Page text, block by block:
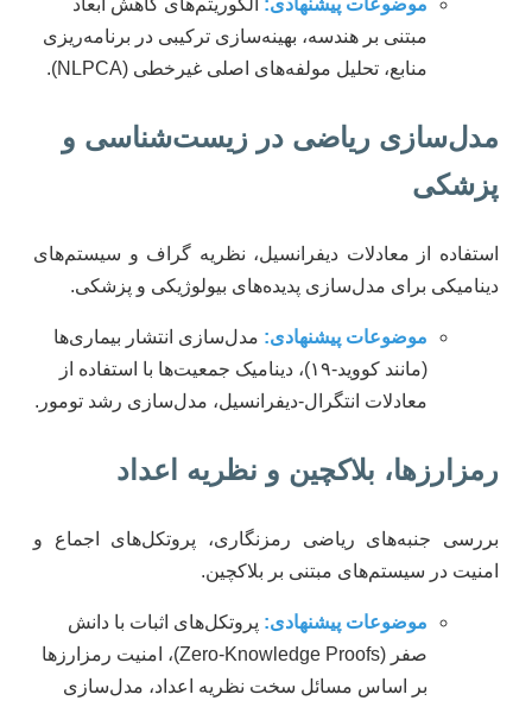
موضوعات پیشنهادی: الگوریتم‌های کاهش ابعاد
مبتنی بر هندسه، بهینه‌سازی ترکیبی در برنامه‌ریزی
منابع، تحلیل مولفه‌های اصلی غیرخطی (NLPCA).
مدل‌سازی ریاضی در زیست‌شناسی و
پزشکی
استفاده از معادلات دیفرانسیل، نظریه گراف و سیستم‌های
دینامیکی برای مدل‌سازی پدیده‌های بیولوژیکی و پزشکی.
موضوعات پیشنهادی: مدل‌سازی انتشار بیماری‌ها
(مانند کووید-۱۹)، دینامیک جمعیت‌ها با استفاده از
معادلات انتگرال-دیفرانسیل، مدل‌سازی رشد تومور.
رمزارزها، بلاکچین و نظریه اعداد
بررسی جنبه‌های ریاضی رمزنگاری، پروتکل‌های اجماع و
امنیت در سیستم‌های مبتنی بر بلاکچین.
موضوعات پیشنهادی: پروتکل‌های اثبات با دانش
صفر (Zero-Knowledge Proofs)، امنیت رمزارزها
بر اساس مسائل سخت نظریه اعداد، مدل‌سازی